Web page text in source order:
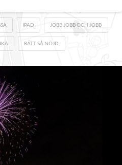
IPAD JOBB JOBB OCH JOBB
RÄTT SÅ NÖJD